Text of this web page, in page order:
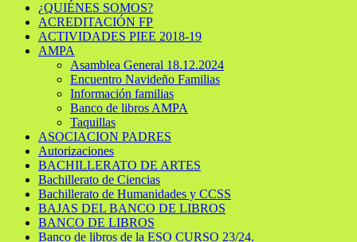
¿QUIÉNES SOMOS?
ACREDITACIÓN FP
ACTIVIDADES PIEE 2018-19
AMPA
Asamblea General 18.12.2024
Encuentro Navideño Familias
Información familias
Banco de libros AMPA
Taquillas
ASOCIACION PADRES
Autorizaciones
BACHILLERATO DE ARTES
Bachillerato de Ciencias
Bachillerato de Humanidades y CCSS
BAJAS DEL BANCO DE LIBROS
BANCO DE LIBROS
Banco de libros de la ESO CURSO 23/24.